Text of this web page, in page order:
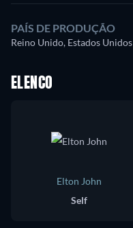
PAÍS DE PRODUÇÃO
Reino Unido, Estados Unidos
ELENCO
Elton John
Self